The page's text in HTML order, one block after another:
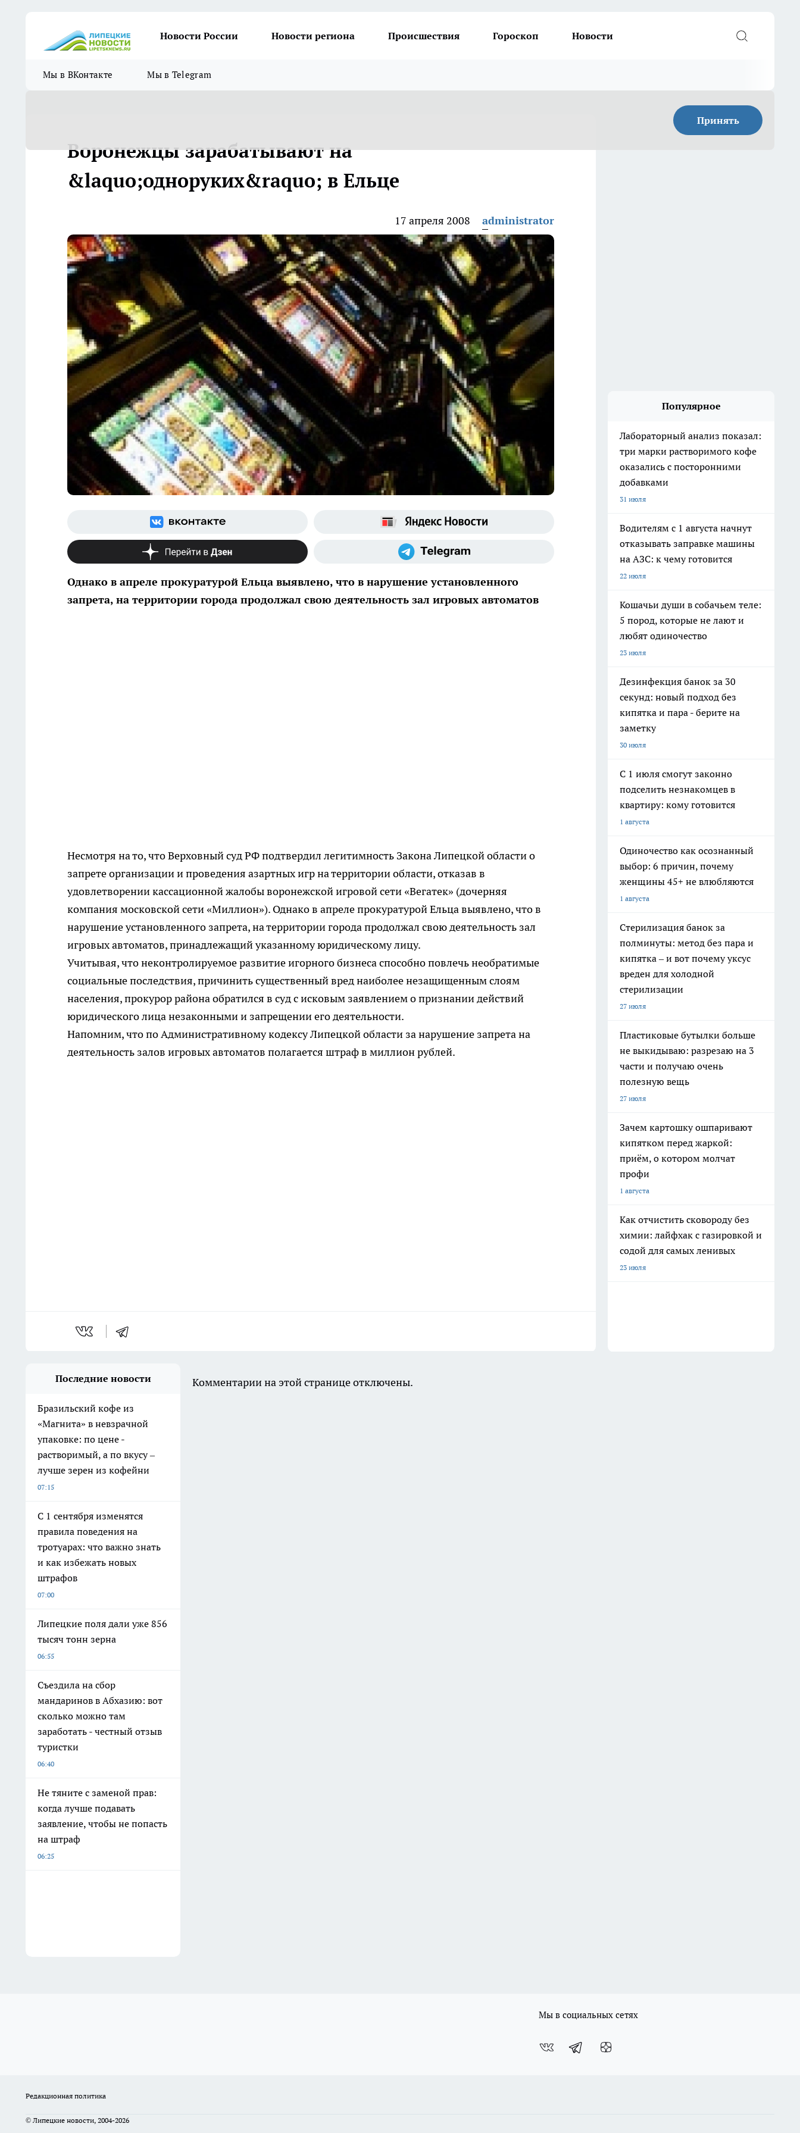
Новости России Новости региона Происшествия Гороскоп Новости
Мы в ВКонтакте Мы в Telegram
Принять
Воронежцы зарабатывают на
&laquo;одноруких&raquo; в Ельце
17 апреля 2008 administrator
Однако в апреле прокуратурой Ельца выявлено, что в нарушение установленного
запрета, на территории города продолжал свою деятельность зал игровых автоматов
Несмотря на то, что Верховный суд РФ подтвердил легитимность Закона Липецкой области о
запрете организации и проведения азартных игр на территории области, отказав в
удовлетворении кассационной жалобы воронежской игровой сети «Вегатек» (дочерняя
компания московской сети «Миллион»). Однако в апреле прокуратурой Ельца выявлено, что в
нарушение установленного запрета, на территории города продолжал свою деятельность зал
игровых автоматов, принадлежащий указанному юридическому лицу.
Учитывая, что неконтролируемое развитие игорного бизнеса способно повлечь необратимые
социальные последствия, причинить существенный вред наиболее незащищенным слоям
населения, прокурор района обратился в суд с исковым заявлением о признании действий
юридического лица незаконными и запрещении его деятельности.
Напомним, что по Административному кодексу Липецкой области за нарушение запрета на
деятельность залов игровых автоматов полагается штраф в миллион рублей.
Популярное
Лабораторный анализ показал:
три марки растворимого кофе
оказались с посторонними
добавками
31 июля
Водителям с 1 августа начнут
отказывать заправке машины
на АЗС: к чему готовится
22 июля
Кошачьи души в собачьем теле:
5 пород, которые не лают и
любят одиночество
23 июля
Дезинфекция банок за 30
секунд: новый подход без
кипятка и пара - берите на
заметку
30 июля
С 1 июля смогут законно
подселить незнакомцев в
квартиру: кому готовится
1 августа
Одиночество как осознанный
выбор: 6 причин, почему
женщины 45+ не влюбляются
1 августа
Стерилизация банок за
полминуты: метод без пара и
кипятка – и вот почему уксус
вреден для холодной
стерилизации
27 июля
Пластиковые бутылки больше
не выкидываю: разрезаю на 3
части и получаю очень
полезную вещь
27 июля
Зачем картошку ошпаривают
кипятком перед жаркой:
приём, о котором молчат
профи
1 августа
Как отчистить сковороду без
химии: лайфхак с газировкой и
содой для самых ленивых
23 июля
Последние новости
Бразильский кофе из
«Магнита» в невзрачной
упаковке: по цене -
растворимый, а по вкусу –
лучше зерен из кофейни
07:15
С 1 сентября изменятся
правила поведения на
тротуарах: что важно знать
и как избежать новых
штрафов
07:00
Липецкие поля дали уже 856
тысяч тонн зерна
06:55
Съездила на сбор
мандаринов в Абхазию: вот
сколько можно там
заработать - честный отзыв
туристки
06:40
Не тяните с заменой прав:
когда лучше подавать
заявление, чтобы не попасть
на штраф
06:25
Комментарии на этой странице отключены.
Мы в социальных сетях
Редакционная политика
© Липецкие новости, 2004-2026